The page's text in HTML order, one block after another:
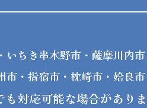
いちき串木野市・薩摩川内市
市・指宿市・枕崎市・姶良
対応可能な場合がありま